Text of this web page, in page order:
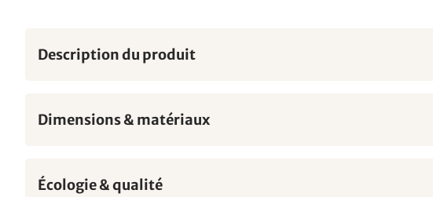
Description du produit
Dimensions & matériaux
Écologie & qualité